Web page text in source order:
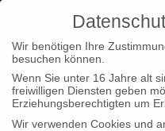
Home Typ|News
Babylon Mitte in Berlin
Wir benötigen Ihre
besuchen können.
Wenn Sie unter 16 Jahre alt
freiwilligen Diensten geben
Erziehungsberechtigten um
Wir verwenden Cookies und